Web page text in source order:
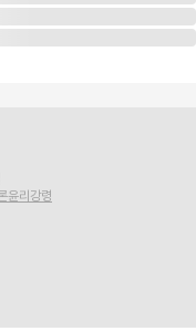
윤리강령